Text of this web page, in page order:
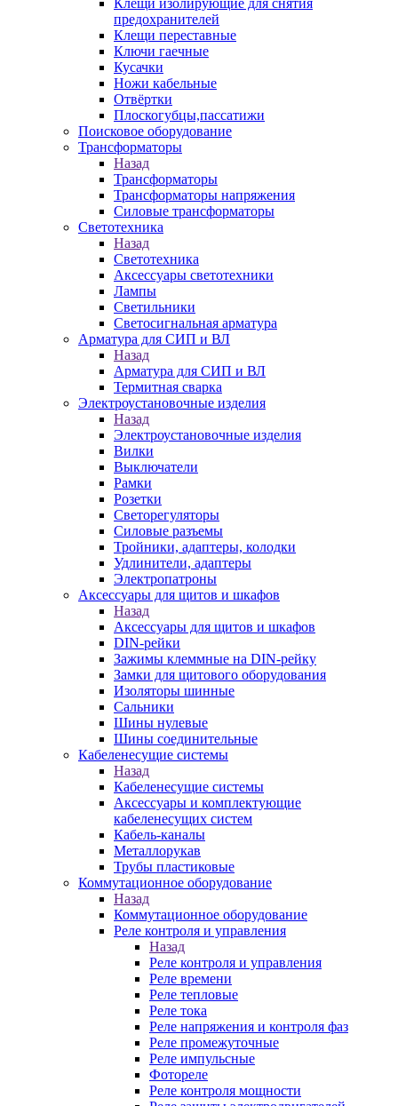
Клещи изолирующие для снятия
предохранителей
Клещи переставные
Ключи гаечные
Кусачки
Ножи кабельные
Отвёртки
Плоскогубцы,пассатижи
Поисковое оборудование
Трансформаторы
Назад
Трансформаторы
Трансформаторы напряжения
Силовые трансформаторы
Светотехника
Назад
Светотехника
Аксессуары светотехники
Лампы
Светильники
Светосигнальная арматура
Арматура для СИП и ВЛ
Назад
Арматура для СИП и ВЛ
Термитная сварка
Электроустановочные изделия
Назад
Электроустановочные изделия
Вилки
Выключатели
Рамки
Розетки
Светорегуляторы
Силовые разъемы
Тройники, адаптеры, колодки
Удлинители, адаптеры
Электропатроны
Аксессуары для щитов и шкафов
Назад
Аксессуары для щитов и шкафов
DIN-рейки
Зажимы клеммные на DIN-рейку
Замки для щитового оборудования
Изоляторы шинные
Сальники
Шины нулевые
Шины соединительные
Кабеленесущие системы
Назад
Кабеленесущие системы
Аксессуары и комплектующие
кабеленесущих систем
Кабель-каналы
Металлорукав
Трубы пластиковые
Коммутационное оборудование
Назад
Коммутационное оборудование
Реле контроля и управления
Назад
Реле контроля и управления
Реле времени
Реле тепловые
Реле тока
Реле напряжения и контроля фаз
Реле промежуточные
Реле импульсные
Фотореле
Реле контроля мощности